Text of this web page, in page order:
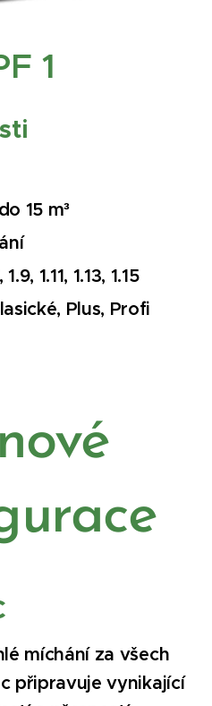
1
15 m³
1.11, 1.13, 1.15
Plus, Profi
míchání za všech
připravuje vynikající